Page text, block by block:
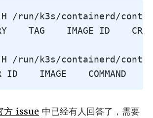
/run/k3s/containerd/
TAG    IMAGE ID
/run/k3s/containerd/
ID    IMAGE    COMMAND
方 issue 中已经有人回答了，需要